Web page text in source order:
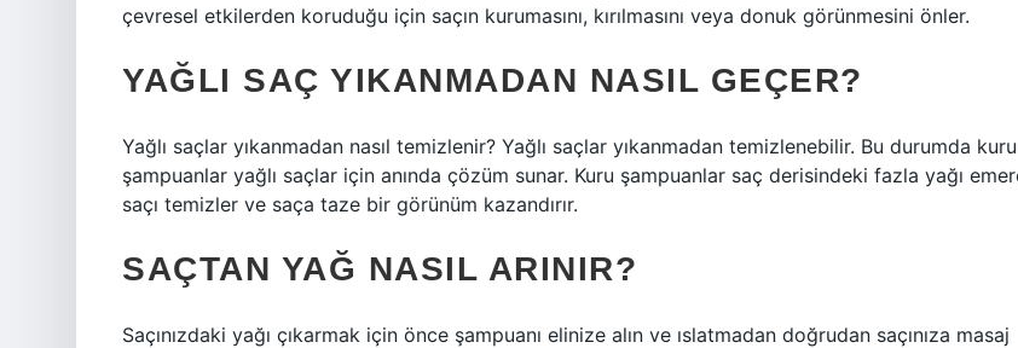
çevresel etkilerden koruduğu için saçın kurumasını, kırılmasını veya donuk görünmesini önler.
YAĞLI SAÇ YIKANMADAN NASIL GEÇER?
Yağlı saçlar yıkanmadan nasıl temizlenir? Yağlı saçlar yıkanmadan temizlenebilir. Bu durumda kuru
şampuanlar yağlı saçlar için anında çözüm sunar. Kuru şampuanlar saç derisindeki fazla yağı
saçı temizler ve saça taze bir görünüm kazandırır.
SAÇTAN YAĞ NASIL ARINIR?
Saçınızdaki yağı çıkarmak için önce şampuanı elinize alın ve ıslatmadan doğrudan saçınıza masaj